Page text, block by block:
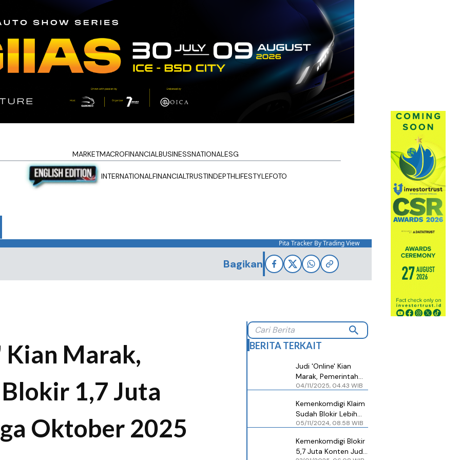
MARKETMACROFINANCIALBUSINESSNATIONALESG
INTERNATIONALFINANCIALTRUSTINDEPTHLIFESTYLEFOTO
Pita Tracker By Trading View
Bagikan
Marak,
1,7 Juta
Oktober 2025
BERITA TERKAIT
Judi 'Online' Kian
Marak, Pemerintah
Blokir 1,7 Juta Konten
04/11/2025, 04.43 WIB
Kemenkomdigi Klaim
Sudah Blokir Lebih
dari 227.811 Konten
Oktober 2024
05/11/2024, 08.58 WIB
Kemenkomdigi Blokir
5,7 Juta Konten Judi